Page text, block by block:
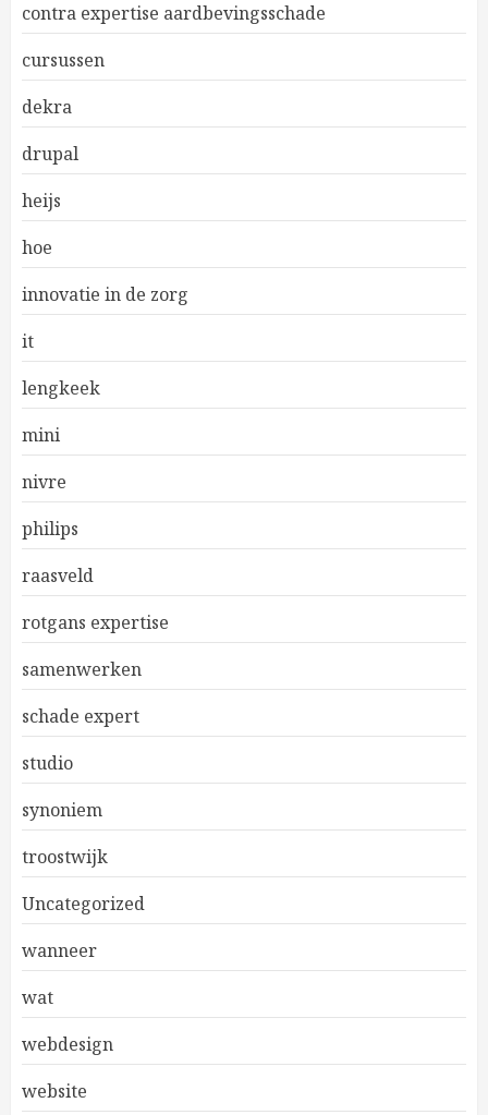
contra expertise aardbevingsschade
cursussen
dekra
drupal
heijs
hoe
innovatie in de zorg
it
lengkeek
mini
nivre
philips
raasveld
rotgans expertise
samenwerken
schade expert
studio
synoniem
troostwijk
Uncategorized
wanneer
wat
webdesign
website